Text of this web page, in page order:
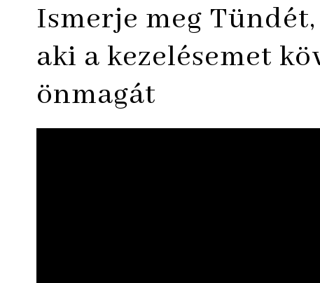
Ismerje meg
aki a kezelésemet
önmagát